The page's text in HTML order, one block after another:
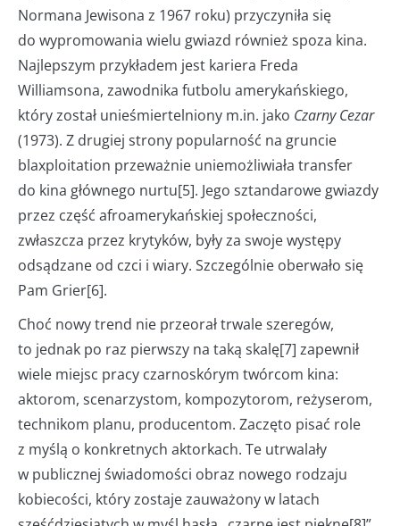
Normana Jewisona z 1967 roku) przyczyniła się
do wypromowania wielu gwiazd również spoza kina.
Najlepszym przykładem jest kariera Freda
Williamsona, zawodnika futbolu amerykańskiego,
który został unieśmiertelniony m.in. jako Czarny Cezar
(1973). Z drugiej strony popularność na gruncie
blaxploitation przeważnie uniemożliwiała transfer
do kina głównego nurtu[5]. Jego sztandarowe gwiazdy
przez część afroamerykańskiej społeczności,
zwłaszcza przez krytyków, były za swoje występy
odsądzane od czci i wiary. Szczególnie oberwało się
Pam Grier[6].
Choć nowy trend nie przeorał trwale szeregów,
to jednak po raz pierwszy na taką skalę[7] zapewnił
wiele miejsc pracy czarnoskórym twórcom kina:
aktorom, scenarzystom, kompozytorom, reżyserom,
technikom planu, producentom. Zaczęto pisać role
z myślą o konkretnych aktorkach. Te utrwalały
w publicznej świadomości obraz nowego rodzaju
kobiecości, który zostaje zauważony w latach